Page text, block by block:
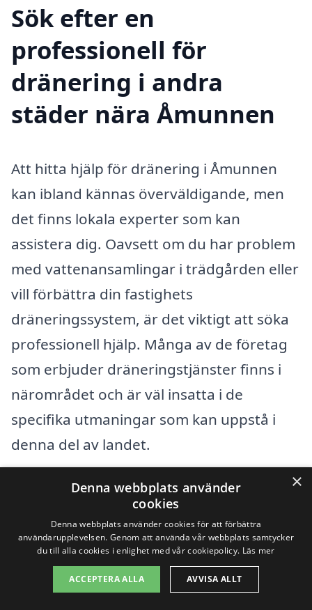
Sök efter en
professionell för
dränering i andra
städer nära Åmunnen
Att hitta hjälp för dränering i Åmunnen
kan ibland kännas överväldigande, men
det finns lokala experter som kan
assistera dig. Oavsett om du har problem
med vattenansamlingar i trädgården eller
vill förbättra din fastighets
dräneringssystem, är det viktigt att söka
professionell hjälp. Många av de företag
som erbjuder dräneringstjänster finns i
närområdet och är väl insatta i de
specifika utmaningar som kan uppstå i
denna del av landet.
Några av de städer där du kan hitta
erfaret hantverkare och specialister inom
dränering inkluderar:
Kalmar
×
Denna webbplats använder
cookies
Denna webbplats använder cookies för att förbättra
användarupplevelsen. Genom att använda vår webbplats samtycker
du till alla cookies i enlighet med vår cookiepolicy. Läs mer
ACCEPTERA ALLA AVVISA ALLT